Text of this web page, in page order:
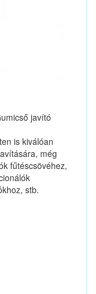
javító
is kiválóan
még
fűtéscsövéhez,
stb.